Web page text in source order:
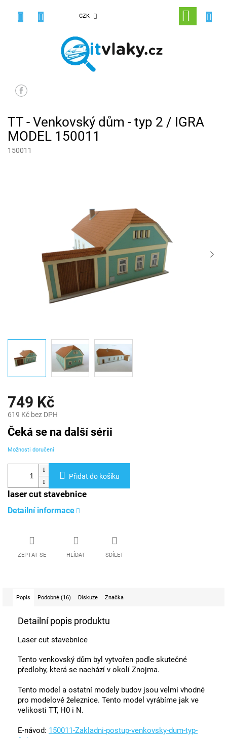
CZK
NÁKUPNÍ
KOŠÍK
TT - Venkovský dům - typ 2 / IGRA
MODEL 150011
150011
749 Kč
619 Kč bez DPH
Měrná
cena:
Čeká se na další sérii
Možnosti doručení
Přidat do košíku
laser cut stavebnice
Detailní informace
ZEPTAT SE HLÍDAT SDÍLET
Popis Podobné (16) Diskuze Značka
Detailní popis produktu
Laser cut stavebnice
Tento venkovský dům byl vytvořen podle skutečné
předlohy, která se nachází v okolí Znojma.
Tento model a ostatní modely budov jsou velmi vhodné
pro modelové železnice. Tento model vyrábíme jak ve
velikosti TT, H0 i N.
E-návod: 150011-Zakladni-postup-venkovsky-dum-typ-